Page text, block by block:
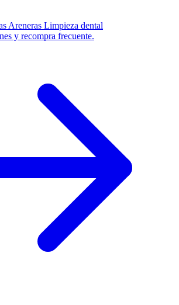
Areneras Limpieza dental
y recompra frecuente.